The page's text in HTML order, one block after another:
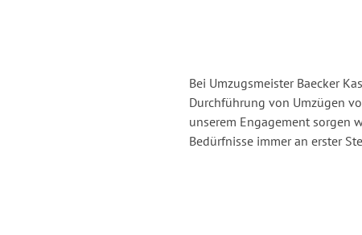
Bei Umzugsmeister Baecker
Durchführung von Umzügen
unserem Engagement sorgen
Bedürfnisse immer an erster